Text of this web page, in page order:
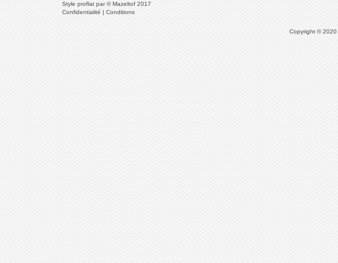
Style proflat par ©Mazeltof 2017
Confidentialité | Conditions
Copyright © 2020